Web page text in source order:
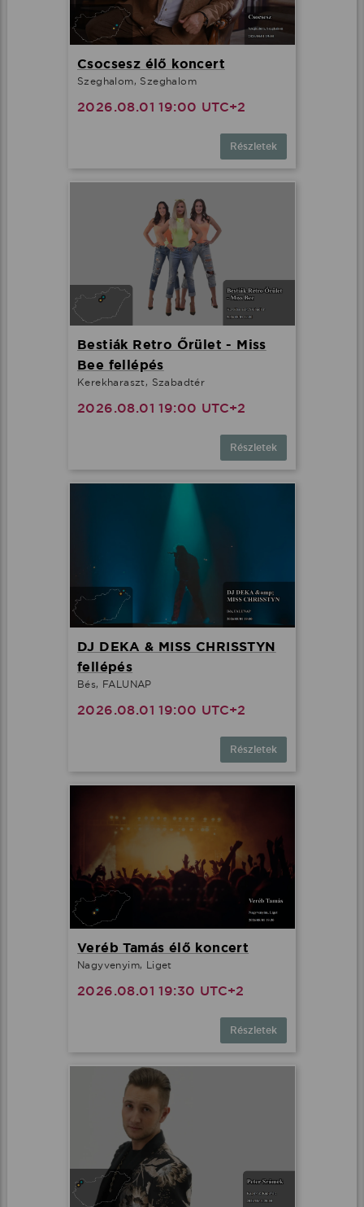
Csocsesz élő koncert
Szeghalom, Szeghalom
2026.08.01 19:00 UTC+2
Részletek
Bestiák Retro Őrület - Miss
Bee fellépés
Kerekharaszt, Szabadtér
2026.08.01 19:00 UTC+2
Részletek
DJ DEKA & MISS CHRISSTYN
fellépés
Bés, FALUNAP
2026.08.01 19:00 UTC+2
Részletek
Veréb Tamás élő koncert
Nagyvenyim, Liget
2026.08.01 19:30 UTC+2
Részletek